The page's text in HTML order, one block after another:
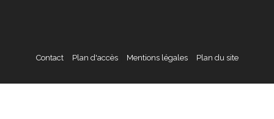
Contact Plan d'accès Mentions légales Plan du site